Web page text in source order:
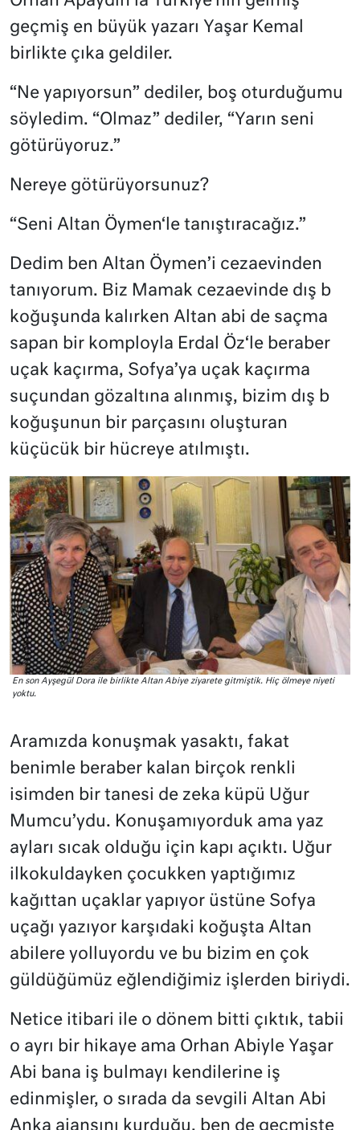
geçmiş en büyük yazarı Yaşar Kemal
birlikte çıka geldiler.
“Ne yapıyorsun” dediler, boş oturduğumu
söyledim. “Olmaz” dediler, “Yarın seni
götürüyoruz.”
Nereye götürüyorsunuz?
“Seni Altan Öymen‘le tanıştıracağız.”
Dedim ben Altan Öymen’i cezaevinden
tanıyorum. Biz Mamak cezaevinde dış b
koğuşunda kalırken Altan abi de saçma
sapan bir komployla Erdal Öz‘le beraber
uçak kaçırma, Sofya’ya uçak kaçırma
suçundan gözaltına alınmış, bizim dış b
koğuşunun bir parçasını oluşturan
küçücük bir hücreye atılmıştı.
En son Ayşegül Dora ile birlikte Altan Abiye ziyarete gitmiştik. Hiç ölmeye niyeti
yoktu.
Aramızda konuşmak yasaktı, fakat
benimle beraber kalan birçok renkli
isimden bir tanesi de zeka küpü Uğur
Mumcu’ydu. Konuşamıyorduk ama yaz
ayları sıcak olduğu için kapı açıktı. Uğur
ilkokuldayken çocukken yaptığımız
kağıttan uçaklar yapıyor üstüne Sofya
uçağı yazıyor karşıdaki koğuşta Altan
abilere yolluyordu ve bu bizim en çok
güldüğümüz eğlendiğimiz işlerden biriydi.
Netice itibari ile o dönem bitti çıktık, tabii
o ayrı bir hikaye ama Orhan Abiyle Yaşar
Abi bana iş bulmayı kendilerine iş
edinmişler, o sırada da sevgili Altan Abi